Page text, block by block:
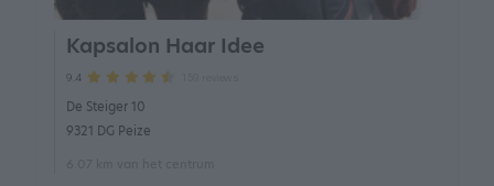
Kapsalon Haar Idee
9.4
De Steiger 10
9321 DG Peize